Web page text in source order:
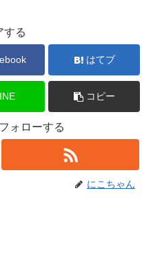
する
はてブ
コピー
ォローする
にこちゃん